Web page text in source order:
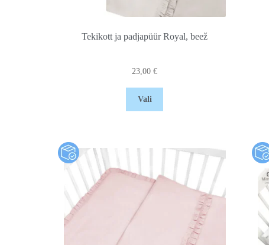
Tekikott ja padjapüür Royal, beež
23,00€
Vali